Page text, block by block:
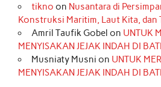
tikno on Nusantara di
Konstruksi Maritim, Laut Kita, dan
Amril Taufik Gobel on UNTUK
MENYISAKAN JEJAK INDAH DI
Musniaty Musni on UNTUK
MENYISAKAN JEJAK INDAH DI